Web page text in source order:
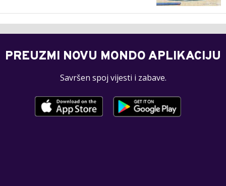
PREUZMI NOVU MONDO APLIKACIJU
Savršen spoj vijesti i zabave.